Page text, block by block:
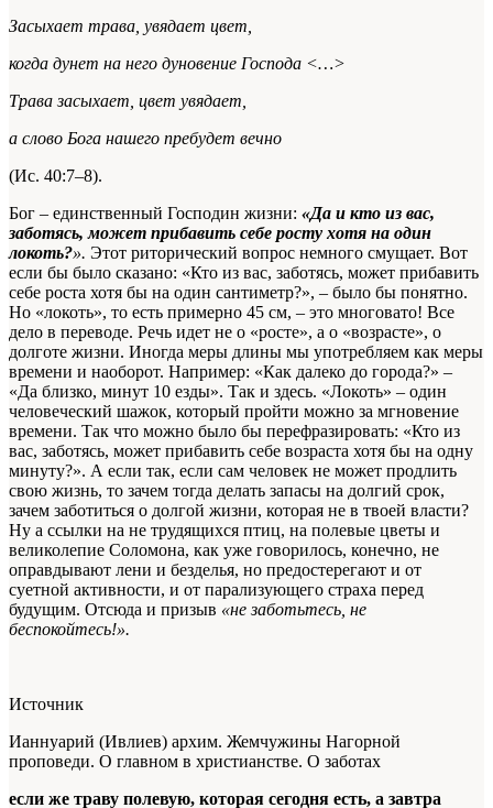
Засыхает трава, увядает цвет,
когда дунет на него дуновение Господа <…>
Трава засыхает, цвет увядает,
а слово Бога нашего пребудет вечно
(Ис. 40:7–8).
Бог – единственный Господин жизни: «Да и кто из вас,
заботясь, может прибавить себе росту хотя на один
локоть?». Этот риторический вопрос немного смущает. Вот
если бы было сказано: «Кто из вас, заботясь, может прибавить
себе роста хотя бы на один сантиметр?», – было бы понятно.
Но «локоть», то есть примерно 45 см, – это многовато! Все
дело в переводе. Речь идет не о «росте», а о «возрасте», о
долготе жизни. Иногда меры длины мы употребляем как меры
времени и наоборот. Например: «Как далеко до города?» –
«Да близко, минут 10 езды». Так и здесь. «Локоть» – один
человеческий шажок, который пройти можно за мгновение
времени. Так что можно было бы перефразировать: «Кто из
вас, заботясь, может прибавить себе возраста хотя бы на одну
минуту?». А если так, если сам человек не может продлить
свою жизнь, то зачем тогда делать запасы на долгий срок,
зачем заботиться о долгой жизни, которая не в твоей власти?
Ну а ссылки на не трудящихся птиц, на полевые цветы и
великолепие Соломона, как уже говорилось, конечно, не
оправдывают лени и безделья, но предостерегают и от
суетной активности, и от парализующего страха перед
будущим. Отсюда и призыв «не заботьтесь, не
беспокойтесь!».
Источник
Ианнуарий (Ивлиев) архим. Жемчужины Нагорной
проповеди. О главном в христианстве. О заботах
если же траву полевую, которая сегодня есть, а завтра